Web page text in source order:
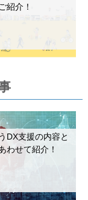
紹介！
DX支援の内容と
わせて紹介！